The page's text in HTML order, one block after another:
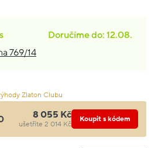
Doručíme do: 12.08.
769/14
Zlaton Clubu
8 055 Kč
ušetříte 2 014 Kč
Koupit s kódem